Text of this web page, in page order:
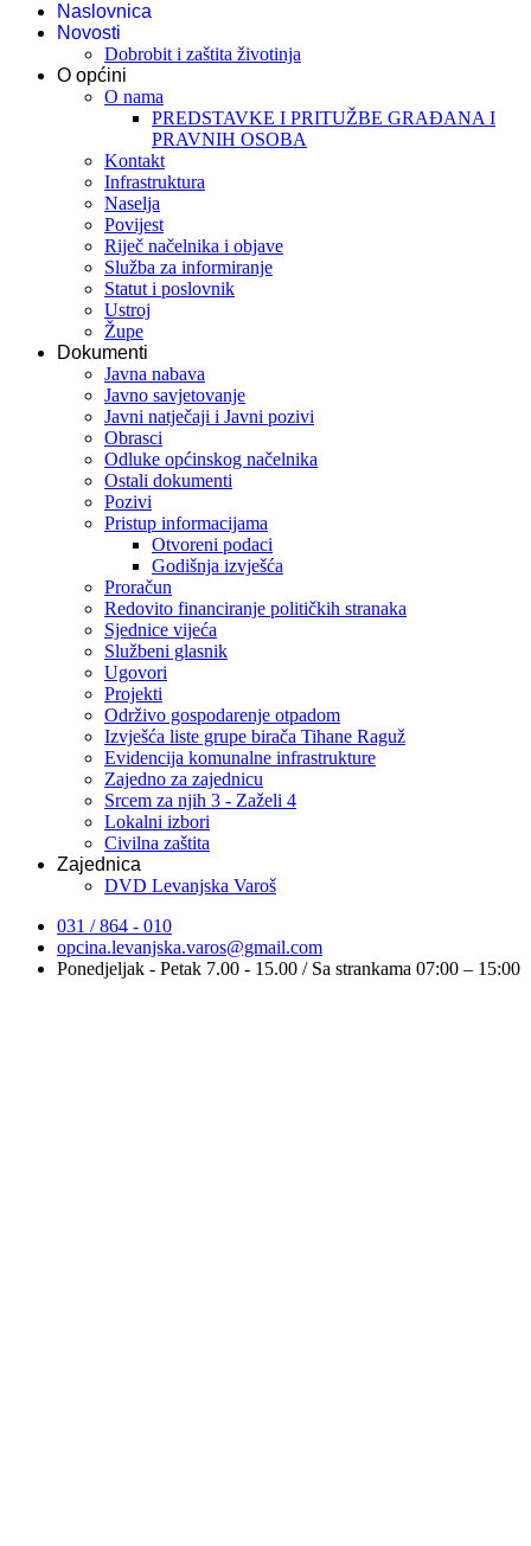
Naslovnica
Novosti
Dobrobit i zaštita životinja
O općini
O nama
PREDSTAVKE I PRITUŽBE GRAĐANA I
PRAVNIH OSOBA
Kontakt
Infrastruktura
Naselja
Povijest
Riječ načelnika i objave
Služba za informiranje
Statut i poslovnik
Ustroj
Župe
Dokumenti
Javna nabava
Javno savjetovanje
Javni natječaji i Javni pozivi
Obrasci
Odluke općinskog načelnika
Ostali dokumenti
Pozivi
Pristup informacijama
Otvoreni podaci
Godišnja izvješća
Proračun
Redovito financiranje političkih stranaka
Sjednice vijeća
Službeni glasnik
Ugovori
Projekti
Održivo gospodarenje otpadom
Izvješća liste grupe birača Tihane Raguž
Evidencija komunalne infrastrukture
Zajedno za zajednicu
Srcem za njih 3 - Zaželi 4
Lokalni izbori
Civilna zaštita
Zajednica
DVD Levanjska Varoš
031 / 864 - 010
opcina.levanjska.varos@gmail.com
Ponedjeljak - Petak 7.00 - 15.00 / Sa strankama 07:00 – 15:00